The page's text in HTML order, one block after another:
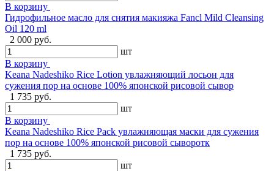
В корзину
Гидрофильное масло для снятия макияжа Fancl Mild Cleansing
Oil 120 ml
2 000 руб.
шт
В корзину
Keana Nadeshiko Rice Lotion увлажняющий лосьон для
сужения пор на основе 100% японской рисовой сывор
1 735 руб.
шт
В корзину
Keana Nadeshiko Rice Pack увлажняющая маски для сужения
пор на основе 100% японской рисовой сыворотк
1 735 руб.
шт